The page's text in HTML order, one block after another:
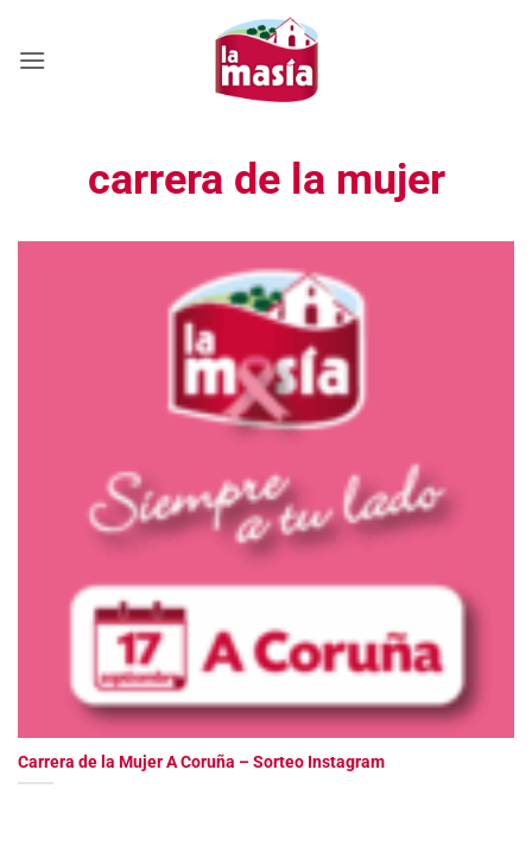
contenido
carrera de la mujer
Carrera de la Mujer A Coruña – Sorteo Instagram